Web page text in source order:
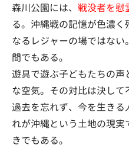
森川公園には、 戦没者を慰
る。沖縄戦の記憶が色濃
なるレジャーの場ではない。
間でもある。
遊具で遊ぶ子どもたちの
な空気。その対比は決して
過去を忘れず、今を生き
れが沖縄という土地の現
きでもある。